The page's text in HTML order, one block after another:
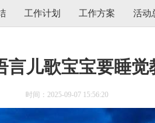
工作计划 工作方案 活动
言儿歌宝宝要睡觉
时间：2025-09-07 15:56:20